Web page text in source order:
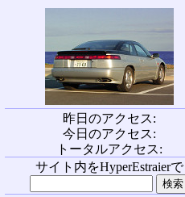
昨日のアクセス:
今日のアクセス:
トータルアクセス:
サイト内をHyperEstraierで